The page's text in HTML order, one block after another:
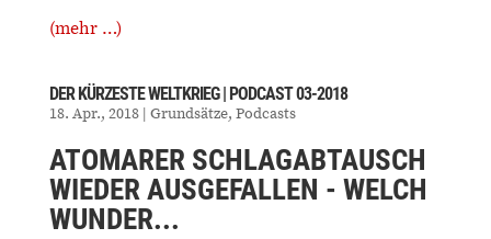
(mehr …)
DER KÜRZESTE WELTKRIEG | PODCAST 03-2018
18. Apr., 2018| Grundsätze, Podcasts
ATOMARER SCHLAGABTAUSCH
WIEDER AUSGEFALLEN - WELCH
WUNDER...